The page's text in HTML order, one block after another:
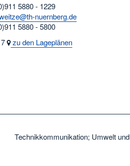
5880 - 1229
nuernberg.de
5880 - 5800
zu den Lageplänen
Technikkommunikation; Umwelt